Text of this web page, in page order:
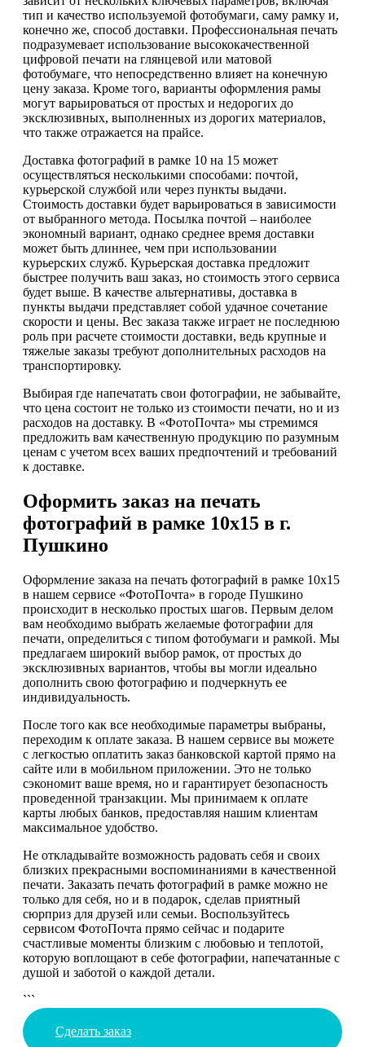
тип и качество используемой фотобумаги, саму рамку и,
конечно же, способ доставки. Профессиональная печать
подразумевает использование высококачественной
цифровой печати на глянцевой или матовой
фотобумаге, что непосредственно влияет на конечную
цену заказа. Кроме того, варианты оформления рамы
могут варьироваться от простых и недорогих до
эксклюзивных, выполненных из дорогих материалов,
что также отражается на прайсе.
Доставка фотографий в рамке 10 на 15 может
осуществляться несколькими способами: почтой,
курьерской службой или через пункты выдачи.
Стоимость доставки будет варьироваться в зависимости
от выбранного метода. Посылка почтой – наиболее
экономный вариант, однако среднее время доставки
может быть длиннее, чем при использовании
курьерских служб. Курьерская доставка предложит
быстрее получить ваш заказ, но стоимость этого сервиса
будет выше. В качестве альтернативы, доставка в
пункты выдачи представляет собой удачное сочетание
скорости и цены. Вес заказа также играет не последнюю
роль при расчете стоимости доставки, ведь крупные и
тяжелые заказы требуют дополнительных расходов на
транспортировку.
Выбирая где напечатать свои фотографии, не забывайте,
что цена состоит не только из стоимости печати, но и из
расходов на доставку. В «ФотоПочта» мы стремимся
предложить вам качественную продукцию по разумным
ценам с учетом всех ваших предпочтений и требований
к доставке.
Оформить заказ на печать
фотографий в рамке 10х15 в г.
Пушкино
Оформление заказа на печать фотографий в рамке 10х15
в нашем сервисе «ФотоПочта» в городе Пушкино
происходит в несколько простых шагов. Первым делом
вам необходимо выбрать желаемые фотографии для
печати, определиться с типом фотобумаги и рамкой. Мы
предлагаем широкий выбор рамок, от простых до
эксклюзивных вариантов, чтобы вы могли идеально
дополнить свою фотографию и подчеркнуть ее
индивидуальность.
После того как все необходимые параметры выбраны,
переходим к оплате заказа. В нашем сервисе вы можете
с легкостью оплатить заказ банковской картой прямо на
сайте или в мобильном приложении. Это не только
сэкономит ваше время, но и гарантирует безопасность
проведенной транзакции. Мы принимаем к оплате
карты любых банков, предоставляя нашим клиентам
максимальное удобство.
Не откладывайте возможность радовать себя и своих
близких прекрасными воспоминаниями в качественной
печати. Заказать печать фотографий в рамке можно не
только для себя, но и в подарок, сделав приятный
сюрприз для друзей или семьи. Воспользуйтесь
сервисом ФотоПочта прямо сейчас и подарите
счастливые моменты близким с любовью и теплотой,
которую воплощают в себе фотографии, напечатанные с
душой и заботой о каждой детали.
```
Сделать заказ